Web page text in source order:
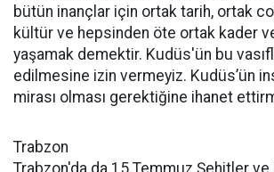
bütün inançlar için ortak tarih, ortak
kültür ve hepsinden öte ortak kader
yaşamak demektir. Kudüs'ün bu
edilmesine izin vermeyiz. Kudüs’ün
mirası olması gerektiğine ihanet
Trabzon
Trabzon'da da 15 Temmuz Şehitler ve